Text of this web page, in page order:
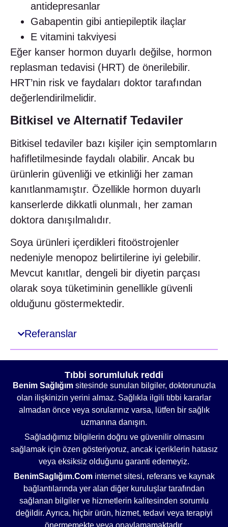
antidepresanlar
Gabapentin gibi antiepileptik ilaçlar
E vitamini takviyesi
Eğer kanser hormon duyarlı değilse, hormon
replasman tedavisi (HRT) de önerilebilir.
HRT’nin risk ve faydaları doktor tarafından
değerlendirilmelidir.
Bitkisel ve Alternatif Tedaviler
Bitkisel tedaviler bazı kişiler için semptomların
hafifletilmesinde faydalı olabilir. Ancak bu
ürünlerin güvenliği ve etkinliği her zaman
kanıtlanmamıştır. Özellikle hormon duyarlı
kanserlerde dikkatli olunmalı, her zaman
doktora danışılmalıdır.
Soya ürünleri içerdikleri fitoöstrojenler
nedeniyle menopoz belirtilerine iyi gelebilir.
Mevcut kanıtlar, dengeli bir diyetin parçası
olarak soya tüketiminin genellikle güvenli
olduğunu göstermektedir.
Referanslar
Tıbbi sorumluluk reddi
Benim Sağlığımsitesinde sunulan bilgiler, doktorunuzla
olan ilişkinizin yerini almaz. Sağlıkla ilgili tıbbi kararlar
almadan önce veya sorularınız varsa, lütfen bir sağlık
uzmanına danışın.
Sağladığımız bilgilerin doğru ve güvenilir olmasını
sağlamak için özen gösteriyoruz, ancak içeriklerin hatasız
veya eksiksiz olduğunu garanti edemeyiz.
BenimSaglığım.Cominternet sitesi, referans ve kaynak
bağlantılarında yer alan diğer kuruluşlar tarafından
sağlanan bilgiler ve hizmetlerin kalitesinden sorumlu
değildir. Ayrıca, hiçbir ürün, hizmet, tedavi veya terapiyi